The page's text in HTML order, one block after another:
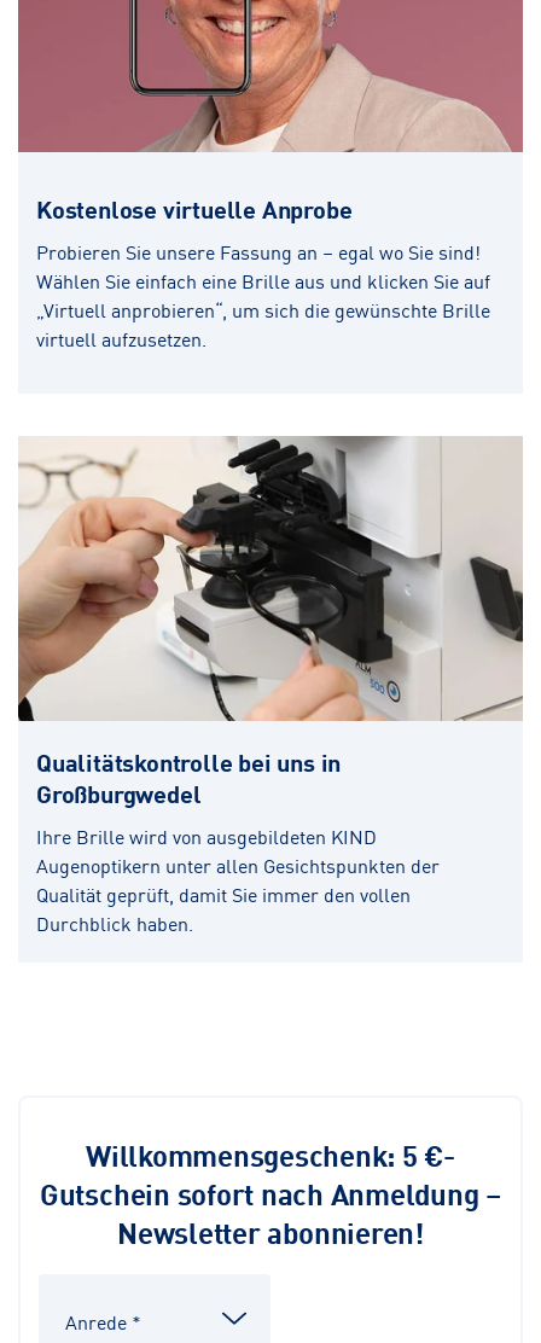
Kostenlose virtuelle Anprobe
Probieren Sie unsere Fassung an – egal wo Sie sind!
Wählen Sie einfach eine Brille aus und klicken Sie auf
„Virtuell anprobieren“, um sich die gewünschte Brille
virtuell aufzusetzen.
Qualitätskontrolle bei uns in
Großburgwedel
Ihre Brille wird von ausgebildeten KIND
Augenoptikern unter allen Gesichtspunkten der
Qualität geprüft, damit Sie immer den vollen
Durchblick haben.
Willkommensgeschenk: 5 €-
Gutschein sofort nach Anmeldung –
Newsletter abonnieren!